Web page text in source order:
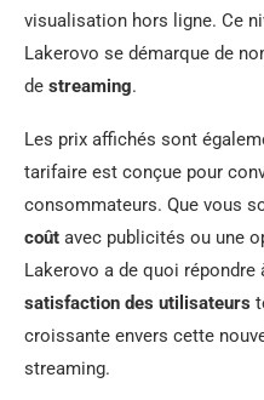
visualisation hors ligne. Ce
Lakerovo se démarque de
de streaming.
Les prix affichés sont
tarifaire est conçue pour
consommateurs. Que vous
coût avec publicités ou une
Lakerovo a de quoi
satisfaction des utilisateurs
croissante envers cette
streaming.